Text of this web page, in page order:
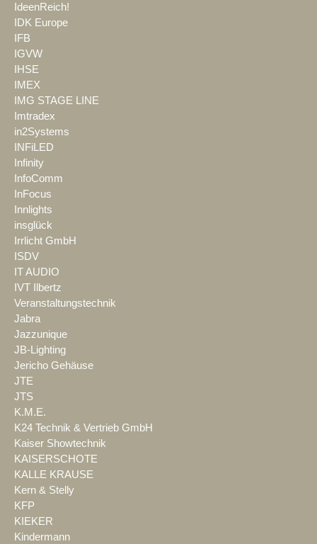
IdeenReich!
IDK Europe
IFB
IGVW
IHSE
IMEX
IMG STAGE LINE
Imtradex
in2Systems
INFiLED
Infinity
InfoComm
InFocus
Innlights
insglück
Irrlicht GmbH
ISDV
IT AUDIO
IVT Ilbertz
Veranstaltungstechnik
Jabra
Jazzunique
JB-Lighting
Jericho Gehäuse
JTE
JTS
K.M.E.
K24 Technik & Vertrieb GmbH
Kaiser Showtechnik
KAISERSCHOTE
KALLE KRAUSE
Kern & Stelly
KFP
KIEKER
Kindermann